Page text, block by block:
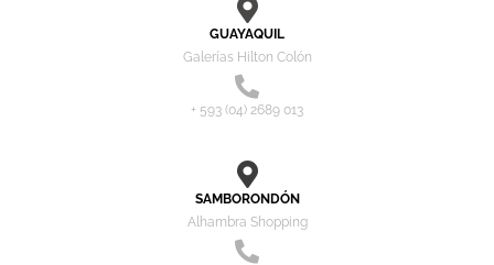
GUAYAQUIL
Galerías Hilton Colón
+ 593 (04) 2689 013
SAMBORONDÓN
Alhambra Shopping